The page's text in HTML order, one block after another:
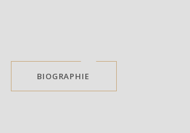
BIOGRAPHIE